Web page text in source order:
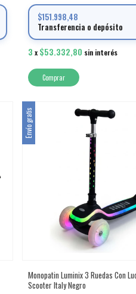
$151.998,48
Transferencia o depósito
3 x $53.332,80 sin interés
Comprar
Envío gratis
Monopatin Luminix 3 Ruedas Con
Scooter Italy Negro